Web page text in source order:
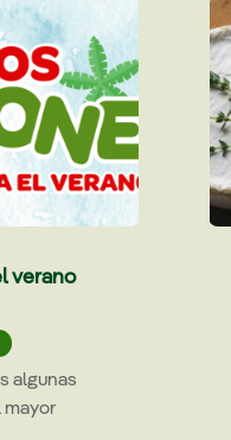
verano
algunas
mayor